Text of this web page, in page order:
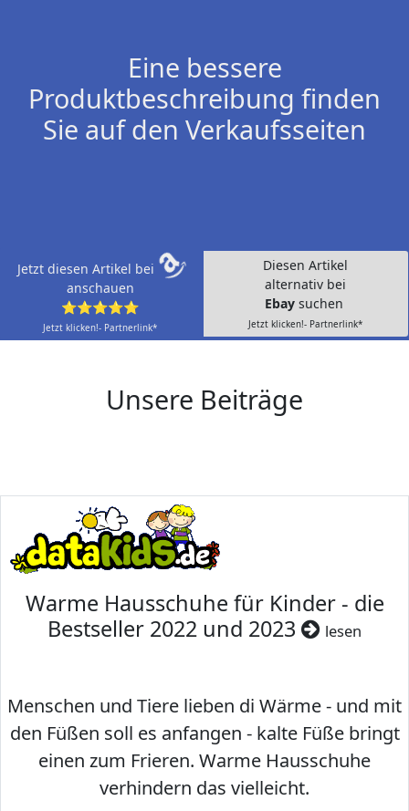
Eine bessere
Produktbeschreibung finden
Sie auf den Verkaufsseiten
Jetzt diesen Artikel bei
anschauen
⭐⭐⭐⭐⭐
Jetzt klicken!- Partnerlink*
Diesen Artikel
alternativ bei
Ebay suchen
Jetzt klicken!- Partnerlink*
Unsere Beiträge
Warme Hausschuhe für Kinder - die
Bestseller 2022 und 2023
lesen
Menschen und Tiere lieben di Wärme - und mit
den Füßen soll es anfangen - kalte Füße bringt
einen zum Frieren. Warme Hausschuhe
verhindern das vielleicht.